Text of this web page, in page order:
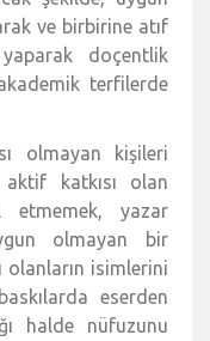
ve birbirine atıf
doçentlik
terfilerde
olmayan kişileri
katkısı olan
etmemek, yazar
olmayan bir
olanların isimlerini
eserden
halde nüfuzunu